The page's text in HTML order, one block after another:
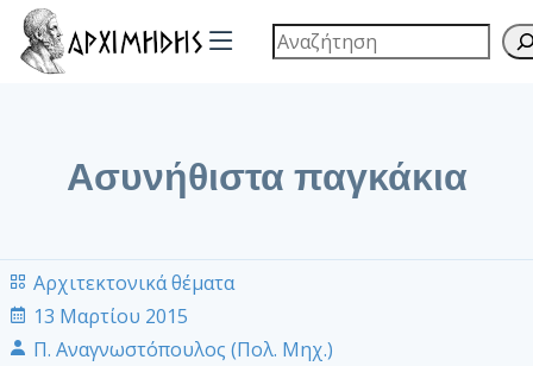
Ασυνήθιστα παγκάκια
Αρχιτεκτονικά θέματα
13 Μαρτίου 2015
Π. Αναγνωστόπουλος (Πολ. Μηχ.)